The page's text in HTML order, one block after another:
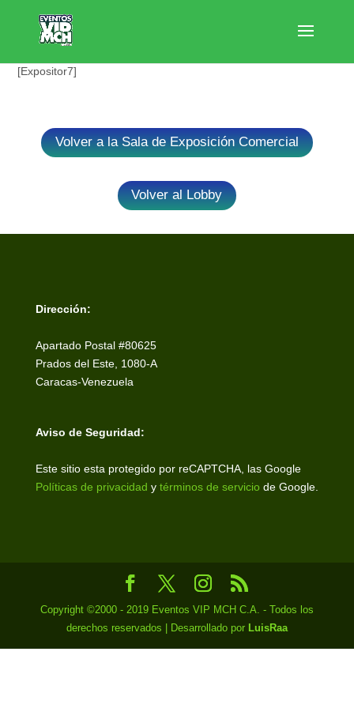
[Expositor7]
Volver a la Sala de Exposición Comercial
Volver al Lobby
Dirección:
Apartado Postal #80625
Prados del Este, 1080-A
Caracas-Venezuela
Aviso de Seguridad:
Este sitio esta protegido por reCAPTCHA, las Google
Políticas de privacidad y términos de servicio de Google.
Copyright ©2000 - 2019 Eventos VIP MCH C.A. - Todos los
derechos reservados | Desarrollado por LuisRaa